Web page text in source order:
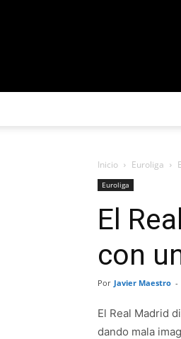
Inicio Euroliga
Euroliga
El
con
Por Javier Maestro -
El Real Madrid
dando mala